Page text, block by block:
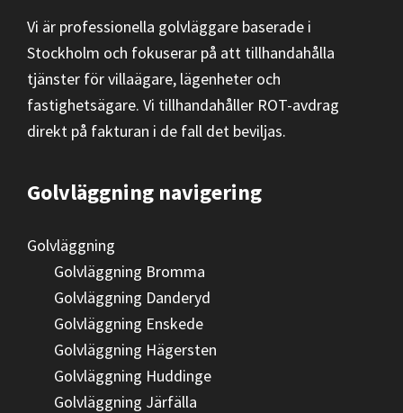
Vi är professionella golvläggare baserade i
Stockholm och fokuserar på att tillhandahålla
tjänster för villaägare, lägenheter och
fastighetsägare. Vi tillhandahåller ROT-avdrag
direkt på fakturan i de fall det beviljas.
Golvläggning navigering
Golvläggning
Golvläggning Bromma
Golvläggning Danderyd
Golvläggning Enskede
Golvläggning Hägersten
Golvläggning Huddinge
Golvläggning Järfälla